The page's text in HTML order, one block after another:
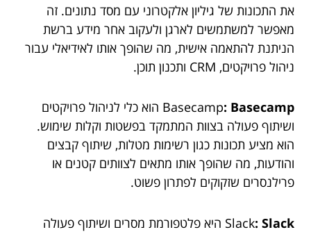
את התכונות של גיליון אלקטרוני עם מסד נתונים. זה
מאפשר למשתמשים לארגן ולעקוב אחר מידע ברשת
הניתנת להתאמה אישית, מה שהופך אותו לאידיאלי עבור
ניהול פרויקטים, CRM ותכנון תוכן.
Basecamp: Basecamp
הוא כלי לניהול פרויקטים
ושיתוף פעולה בצוות המתמקד בפשטות וקלות שימוש.
הוא מציע תכונות כגון רשימות מטלות, שיתוף קבצים
והודעות, מה שהופך אותו מתאים לצוותים קטנים או
פרילנסרים שזקוקים לפתרון פשוט.
Slack: Slack
היא פלטפורמת מסרים ושיתוף פעולה